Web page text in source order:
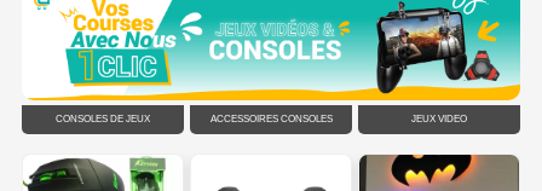
CONSOLES DE JEUX ACCESSOIRES CONSOLES JEUX VIDÉO